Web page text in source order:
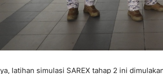
latihan simulasi SAREX tahap 2 ini